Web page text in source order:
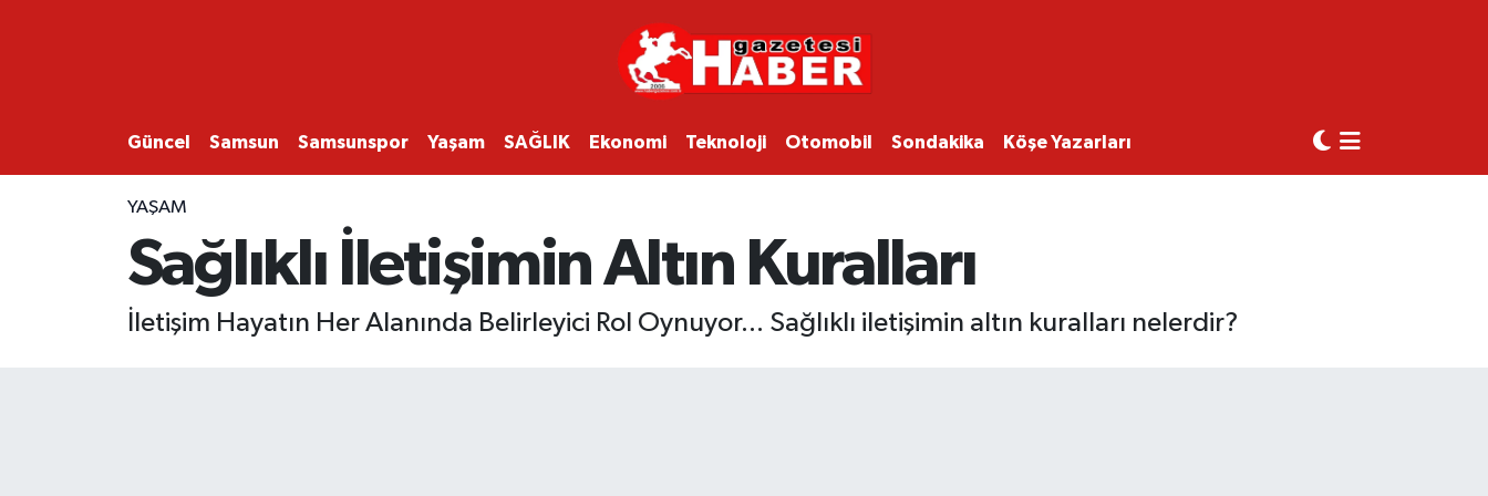
Güncel Samsun Samsunspor Yaşam SAĞLIK Ekonomi Teknoloji Otomobil Sondakika Köşe Yazarları
YAŞAM
Sağlıklı İletişimin Altın Kuralları
İletişim Hayatın Her Alanında Belirleyici Rol Oynuyor... Sağlıklı iletişimin altın kuralları nelerdir?
SAMSUN
SAMSUNSPOR
EKONOMİ